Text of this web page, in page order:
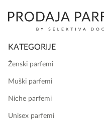
KATEGORIJE
Ženski parfemi
Muški parfemi
Niche parfemi
Unisex parfemi